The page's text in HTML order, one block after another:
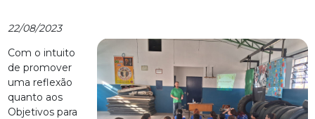
22/08/2023
Com o intuito
de promover
uma reflexão
quanto aos
Objetivos para